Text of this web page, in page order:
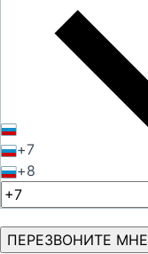
+7
+8
ПЕРЕЗВОНИТЕ МНЕ